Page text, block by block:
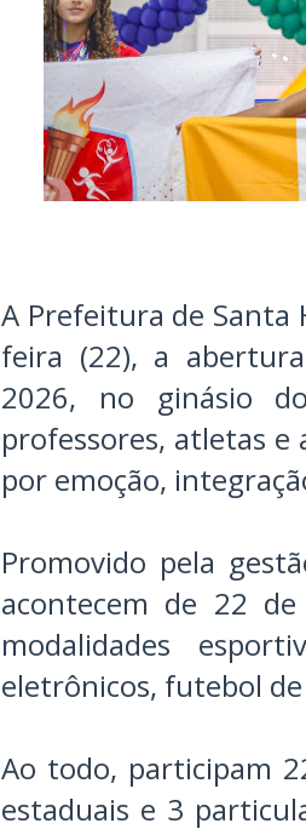
A Prefeitura de Santa
feira (22), a abertura
2026, no ginásio
professores, atletas
por emoção,
Promovido pela
acontecem de 22
modalidades
eletrônicos, futebol
Ao todo, participam
estaduais e 3